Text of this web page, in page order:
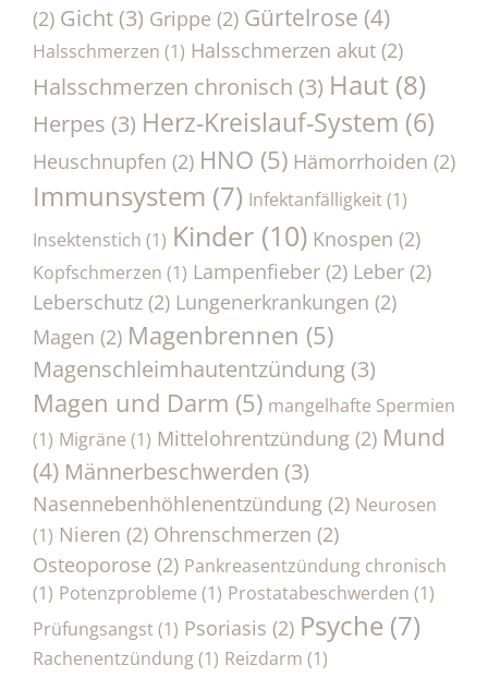
(2) Gicht (3) Grippe (2) Gürtelrose (4)
Halsschmerzen (1) Halsschmerzen akut (2)
Halsschmerzen chronisch (3) Haut (8)
Herpes (3) Herz-Kreislauf-System (6)
Heuschnupfen (2) HNO (5) Hämorrhoiden (2)
Immunsystem (7) Infektanfälligkeit(1)
Insektenstich (1) Kinder (10) Knospen (2)
Kopfschmerzen (1) Lampenfieber (2) Leber (2)
Leberschutz (2) Lungenerkrankungen (2)
Magen (2) Magenbrennen (5)
Magenschleimhautentzündung (3)
Magen und Darm (5) mangelhafte Spermien
(1) Migräne (1) Mittelohrentzündung (2) Mund
(4) Männerbeschwerden (3)
Nasennebenhöhlenentzündung (2) Neurosen
(1) Nieren (2) Ohrenschmerzen (2)
Osteoporose (2) Pankreasentzündung chronisch
(1) Potenzprobleme (1) Prostatabeschwerden (1)
Prüfungsangst(1) Psoriasis (2) Psyche (7)
Rachenentzündung(1) Reizdarm (1)